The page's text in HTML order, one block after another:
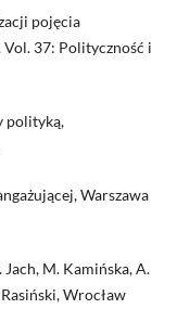
pojęcia
37: Polityczność i
polityką,
Warszawa
M. Kamińska, A.
Wrocław